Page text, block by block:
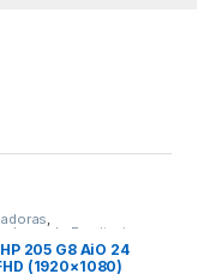
,
de Escritorio
205 G8 AiO 24
(1920×1080)